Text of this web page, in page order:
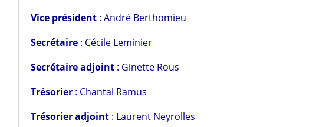
Vice président : André Berthomieu
Secrétaire : Cécile Leminier
Secrétaire adjoint : Ginette Rous
Trésorier : Chantal Ramus
Trésorier adjoint : Laurent Neyrolles